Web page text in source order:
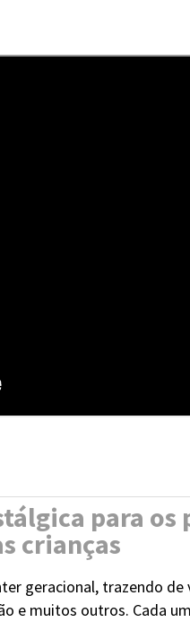
para os
crianças
geracional, trazendo
e muitos outros. Cada